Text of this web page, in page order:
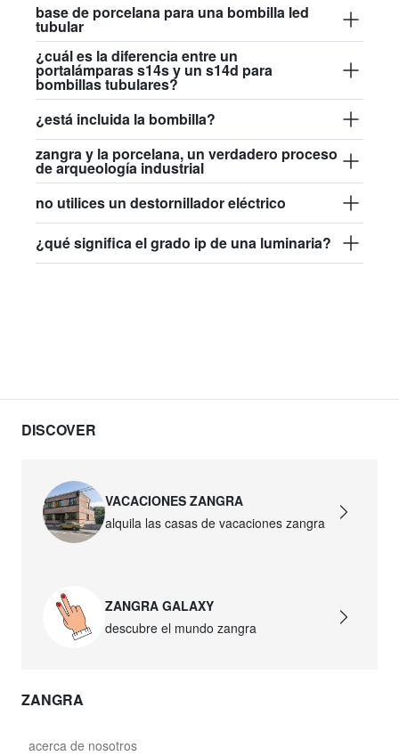
base de porcelana para una bombilla led
tubular
¿cuál es la diferencia entre un
portalámparas s14s y un s14d para
bombillas tubulares?
¿está incluida la bombilla?
zangra y la porcelana, un verdadero proceso
de arqueología industrial
no utilices un destornillador eléctrico
¿qué significa el grado ip de una luminaria?
DISCOVER
VACACIONES ZANGRA
alquila las casas de vacaciones zangra
ZANGRA GALAXY
descubre el mundo zangra
ZANGRA
acerca de nosotros